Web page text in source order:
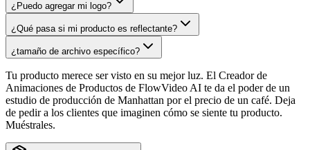
¿Puedo agregar mi logo?
¿Qué pasa si mi producto es reflectante?
¿tamaño de archivo específico?
Tu producto merece ser visto en su mejor luz. El Creador de
Animaciones de Productos de FlowVideo AI te da el poder de un
estudio de producción de Manhattan por el precio de un café. Deja
de pedir a los clientes que imaginen cómo se siente tu producto.
Muéstrales.